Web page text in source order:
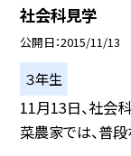
社会科見学
公開日 2015/11/13
３年生
11月13日、社会
菜農家では、普